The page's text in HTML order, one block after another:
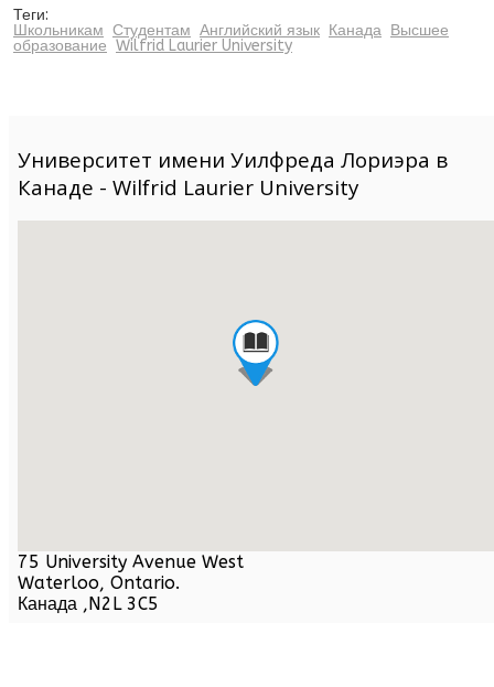
Теги:
Школьникам Студентам Английский язык Канада Высшее
образование Wilfrid Laurier University
Университет имени Уилфреда Лориэра в
Канаде - Wilfrid Laurier University
75 University Avenue West
Waterloo, Ontario.
Канада , N2L 3C5